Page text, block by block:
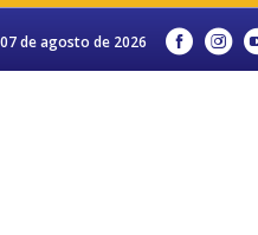
07 de agosto de 2026